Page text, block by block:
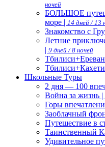
ночей
БОЛЬШОЕ
море | 14 дней / 13
Знакомство с
Летние
| 9 дней / 8 ночей
Школьные Туры
2 дня — 100
Война за жизнь |
Горы
Заоблачный
Путешествие в
Таинственный
Удивительное